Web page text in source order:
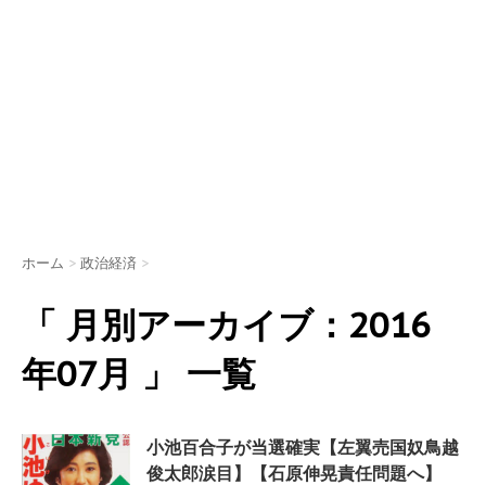
ホーム > 政治経済 >
「 月別アーカイブ：2016
年07月 」 一覧
小池百合子が当選確実【左翼売国奴鳥越
俊太郎涙目】【石原伸晃責任問題へ】